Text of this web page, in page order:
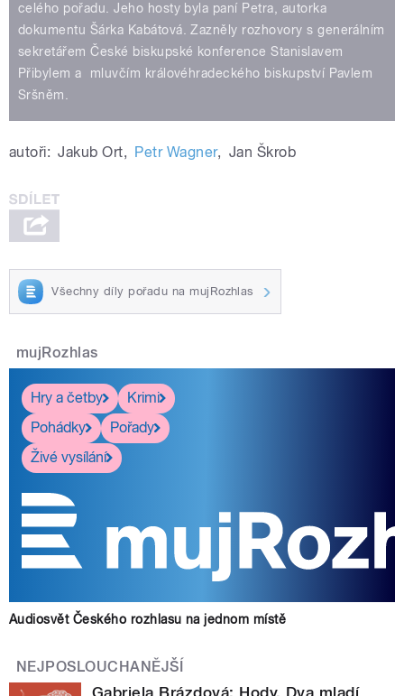
celého pořadu. Jeho hosty byla paní Petra, autorka
dokumentu Šárka Kabátová. Zazněly rozhovory s generálním
sekretářem České biskupské konference Stanislavem
Přibylem a mluvčím královéhradeckého biskupství Pavlem
Sršněm.
autoři: Jakub Ort, Petr Wagner, Jan Škrob
Všechny díly pořadu na mujRozhlas
mujRozhlas
Hry a četby
Krimi
Pohádky
Pořady
Živé vysílání
Audiosvět Českého rozhlasu na jednom místě
NEJPOSLOUCHANĚJŠÍ
Gabriela Brázdová: Hody. Dva mladí